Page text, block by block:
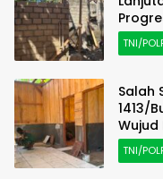
TNI/
Salah
1413/
Wujud
TNI/